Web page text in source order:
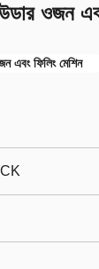
ওজন
এবং ফিলিং মেশিন